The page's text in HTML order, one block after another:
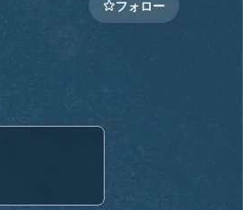
フォロー